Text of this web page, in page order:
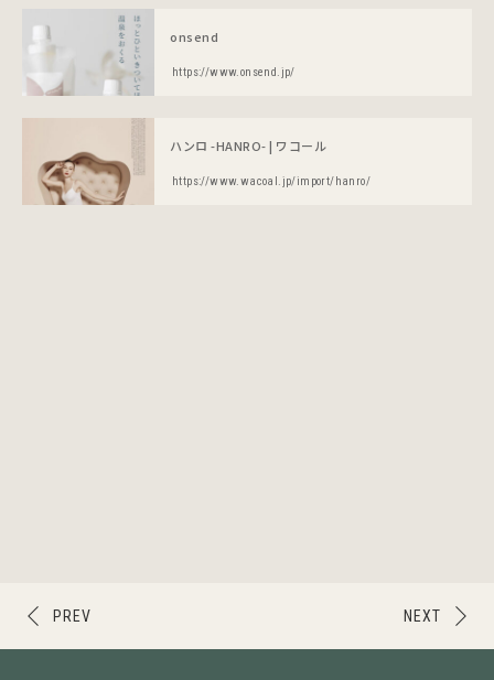
onsend
https://www.onsend.jp/
ハンロ -HANRO- | ワコール
https://www.wacoal.jp/import/hanro/
NEXT
PREV